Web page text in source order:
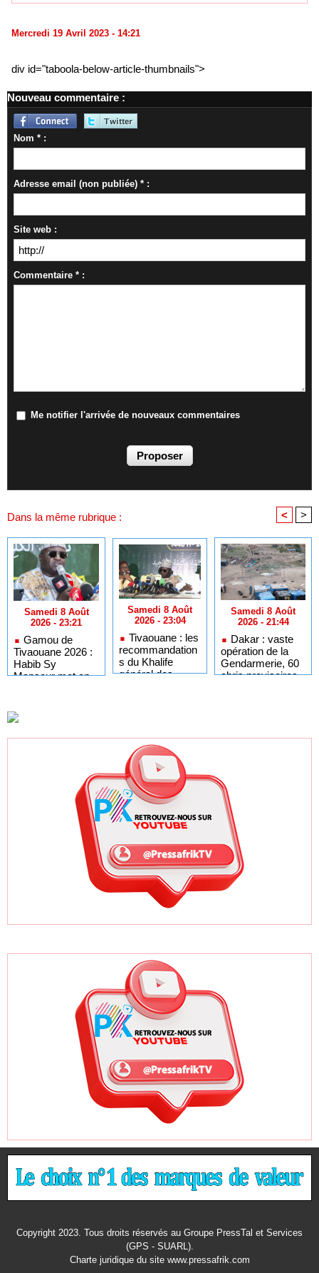
Mercredi 19 Avril 2023 - 14:21
div id="taboola-below-article-thumbnails">
Nouveau commentaire :
Nom * :
Adresse email (non publiée) * :
Site web :
Commentaire * :
Me notifier l'arrivée de nouveaux commentaires
Dans la même rubrique : < >
Samedi 8 Août
2026 - 23:21
Gamou de
Tivaouane 2026 :
Habib Sy
Mansour met en
contre le « folklore
»
Samedi 8 Août
2026 - 23:04
Tivaouane : les
recommandation
s du Khalife
général des
Samedi 8 Août
2026 - 21:44
Dakar : vaste
opération de la
Gendarmerie, 60
abris provisoires
Copyright 2023. Tous droits réservés au Groupe PressTal et Services
(GPS - SUARL).
Charte juridiquedu site www.pressafrik.com